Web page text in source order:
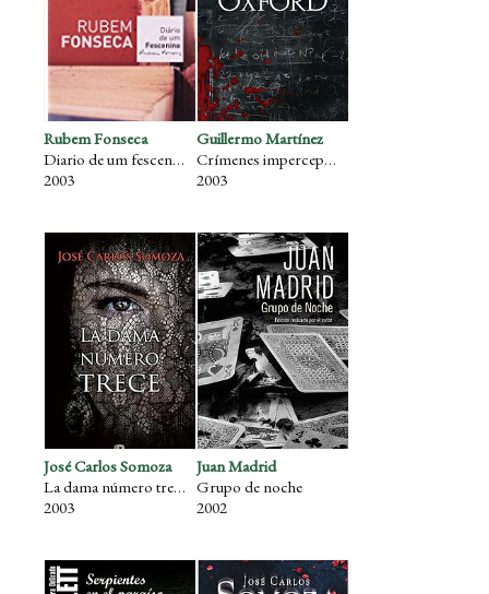
Rubem Fonseca
Diario de um fescenino
2003
Guillermo Martínez
Crímenes imperceptibles / Los crímenes de Oxford
2003
José Carlos Somoza
La dama número trece
2003
Juan Madrid
Grupo de noche
2002